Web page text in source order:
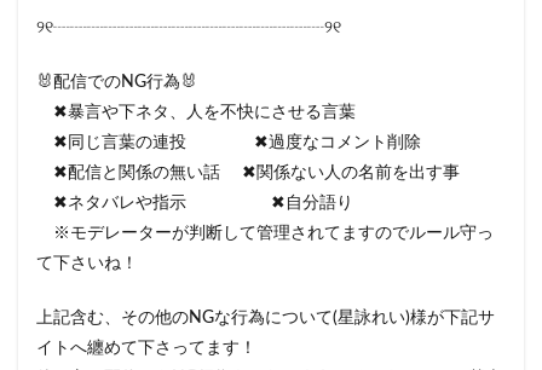
୨୧┈┈┈┈┈┈┈┈┈┈┈┈┈┈┈┈୨୧
🐰配信でのNG行為🐰
✖暴言や下ネタ、人を不快にさせる言葉
✖同じ言葉の連投 ✖過度なコメント削除
✖配信と関係の無い話 ✖関係ない人の名前を出す事
✖ネタバレや指示 ✖自分語り
※モデレーターが判断して管理されてますのでルール守っ
て下さいね！
上記含む、その他のNGな行為について(星詠れい)様が下記サ
イトへ纏めて下さってます！